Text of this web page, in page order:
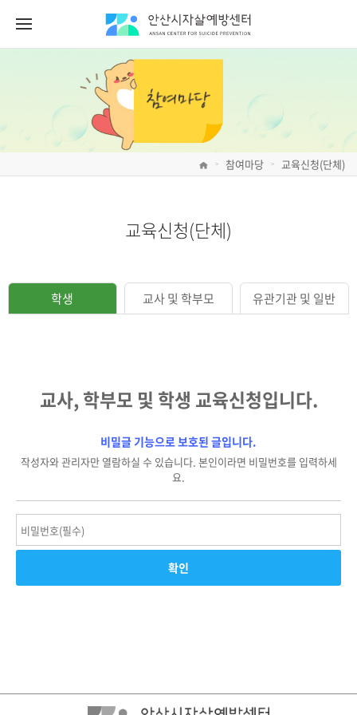
> 참여마당 > 교육신청(단체)
교육신청(단체)
학생 교사 및 학부모 유관기관 및 일반
교사, 학부모 및 학생 교육신청입니다.
비밀글 기능으로 보호된 글입니다.
작성자와 관리자만 열람하실 수 있습니다. 본인이라면 비밀번호를 입력하세
요.